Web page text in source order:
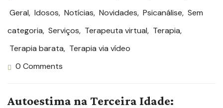
Geral, Idosos, Notícias, Novidades, Psicanálise, Sem
categoria, Serviços, Terapeuta virtual, Terapia,
Terapia barata, Terapia via vídeo
0 Comments
Autoestima na Terceira Idade: